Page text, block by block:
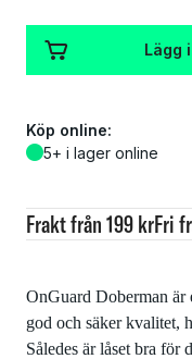
OnGuard Doberman är
god och säker kvalitet,
Således är låset bra för
Frakt från 199 krFri
Lägg
Köp online:
5+ i lager online